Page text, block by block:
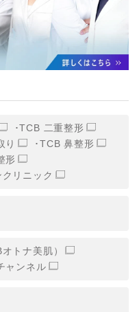
TCB 二重整形
り
TCB 鼻整形
形
リニック
トナ美肌）
ャンネル